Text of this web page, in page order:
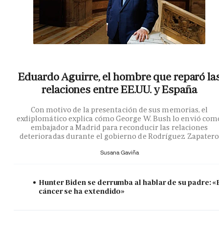
Eduardo Aguirre, el hombre que reparó
relaciones entre EE.UU. y España
Con motivo de la presentación de sus memorias, el
exdiplomático explica cómo George W. Bush lo envió
embajador a Madrid para reconducir las relaciones
deterioradas durante el gobierno de Rodríguez Zapatero
Susana Gaviña
Hunter Biden se derrumba al hablar de su padre:
cáncer se ha extendido»